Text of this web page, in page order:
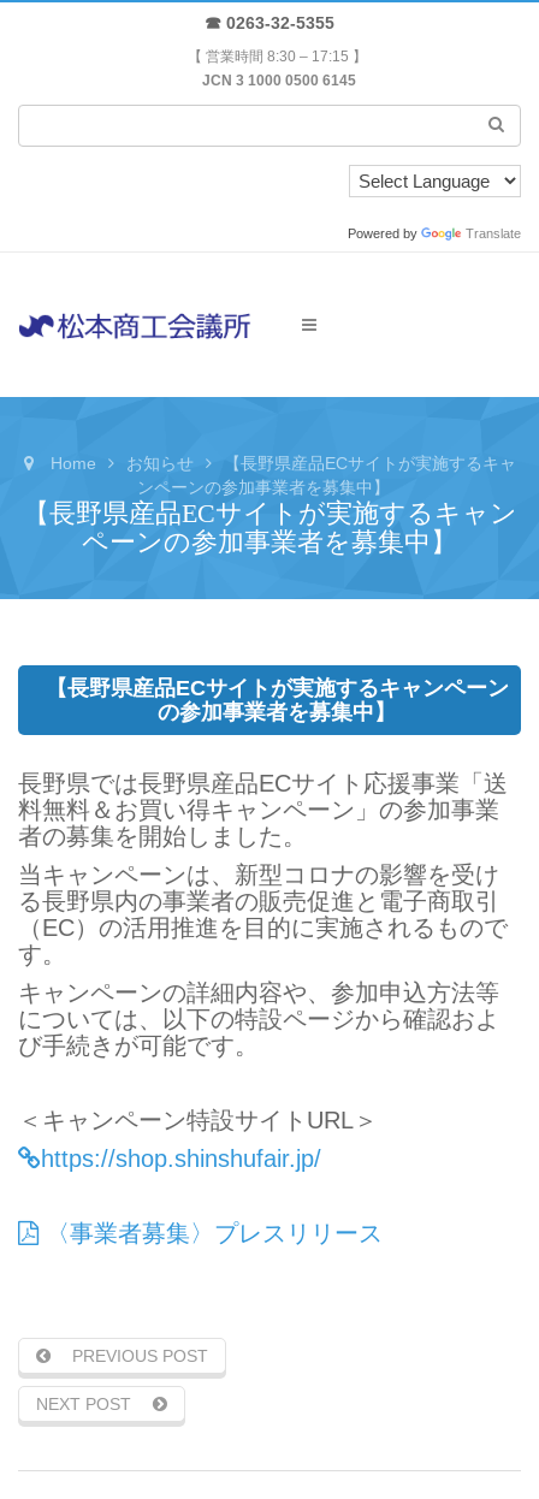
☎ 0263-32-5355
【 営業時間 8:30 – 17:15 】
JCN 3 1000 0500 6145
Powered by Translate
Home お知らせ
【長野県産品ECサイトが実施するキャ
ンペーンの参加事業者を募集中】
【長野県産品ECサイトが実施するキャン
ペーンの参加事業者を募集中】
【長野県産品ECサイトが実施するキャンペーン
の参加事業者を募集中】
長野県では長野県産品ECサイト応援事業「送
料無料＆お買い得キャンペーン」の参加事業
者の募集を開始しました。
当キャンペーンは、新型コロナの影響を受け
る長野県内の事業者の販売促進と電子商取引
（EC）の活用推進を目的に実施されるもので
す。
キャンペーンの詳細内容や、参加申込方法等
については、以下の特設ページから確認およ
び手続きが可能です。
＜キャンペーン特設サイトURL＞
https://shop.shinshufair.jp/
〈事業者募集〉プレスリリース
PREVIOUS POST
NEXT POST